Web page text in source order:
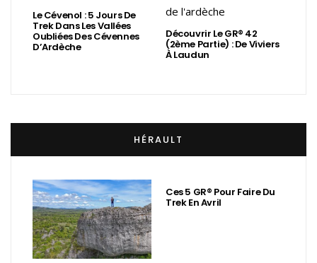
Le Cévenol : 5 Jours De
Trek Dans Les Vallées
Oubliées Des Cévennes
D’Ardèche
Découvrir Le GR® 42
(2ème Partie) : De Viviers
À Laudun
HÉRAULT
Ces 5 GR® Pour Faire Du
Trek En Avril